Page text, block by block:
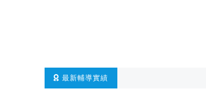
最新輔導實績